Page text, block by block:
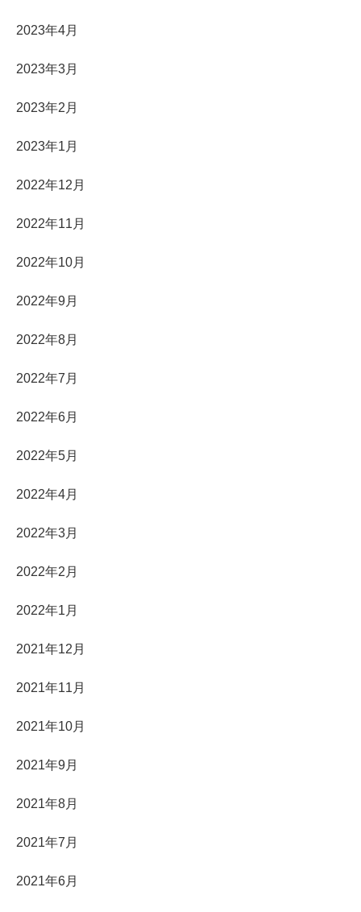
2023年4月
2023年3月
2023年2月
2023年1月
2022年12月
2022年11月
2022年10月
2022年9月
2022年8月
2022年7月
2022年6月
2022年5月
2022年4月
2022年3月
2022年2月
2022年1月
2021年12月
2021年11月
2021年10月
2021年9月
2021年8月
2021年7月
2021年6月